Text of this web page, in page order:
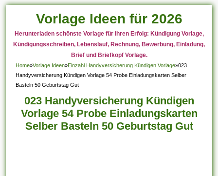
Vorlage Ideen für 2026
Herunterladen schönste Vorlage für ihren Erfolg: Kündigung Vorlage,
Kündigungsschreiben, Lebenslauf, Rechnung, Bewerbung, Einladung,
Brief und Briefkopf Vorlage.
Home»Vorlage Ideen»Einzahl Handyversicherung Kündigen Vorlage»023
Handyversicherung Kündigen Vorlage 54 Probe Einladungskarten Selber
Basteln 50 Geburtstag Gut
023 Handyversicherung Kündigen
Vorlage 54 Probe Einladungskarten
Selber Basteln 50 Geburtstag Gut